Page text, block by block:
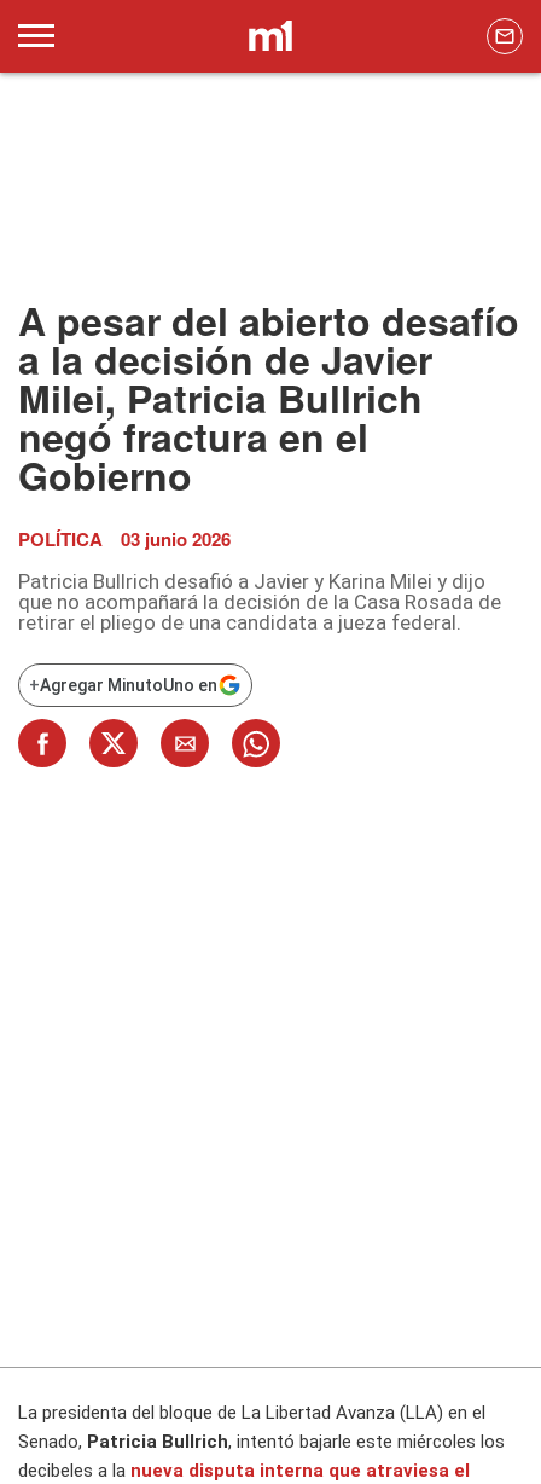
A pesar del abierto desafío
a la decisión de Javier
Milei, Patricia Bullrich
negó fractura en el
Gobierno
POLÍTICA 03 junio 2026
Patricia Bullrich desafió a Javier y Karina Milei y dijo
que no acompañará la decisión de la Casa Rosada de
retirar el pliego de una candidata a jueza federal.
+Agregar MinutoUno en
La presidenta del bloque de La Libertad Avanza (LLA) en el
Senado, Patricia Bullrich, intentó bajarle este miércoles los
decibeles a la nueva disputa interna que atraviesa el